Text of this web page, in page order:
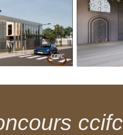
ccifc